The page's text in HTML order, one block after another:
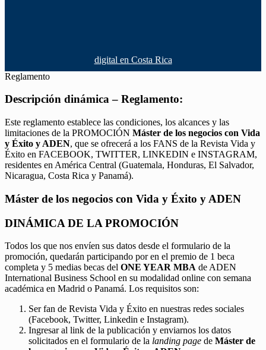
digital en Costa Rica
Reglamento
Descripción dinámica – Reglamento:
Este reglamento establece las condiciones, los alcances y las
limitaciones de la PROMOCIÓN Máster de los negocios con Vida
y Éxito y ADEN, que se ofrecerá a los FANS de la Revista Vida y
Éxito en FACEBOOK, TWITTER, LINKEDIN e INSTAGRAM,
residentes en América Central (Guatemala, Honduras, El Salvador,
Nicaragua, Costa Rica y Panamá).
Máster de los negocios con Vida y Éxito y ADEN
DINÁMICA DE LA PROMOCIÓN
Todos los que nos envíen sus datos desde el formulario de la
promoción, quedarán participando por en el premio de 1 beca
completa y 5 medias becas del ONE YEAR MBA de ADEN
International Business School en su modalidad online con semana
académica en Madrid o Panamá. Los requisitos son:
Ser fan de Revista Vida y Éxito en nuestras redes sociales
(Facebook, Twitter, Linkedin e Instagram).
Ingresar al link de la publicación y enviarnos los datos
solicitados en el formulario de la landing page de Máster de